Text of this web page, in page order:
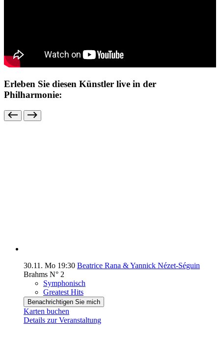
Erleben Sie diesen Künstler live in der
Philharmonie:
30.11. Mo 19:30 Beatrice Rana & Yannick Nézet-Séguin
Brahms N° 2
Symphonisch
Greatest Hits
Benachrichtigen Sie mich
Karten buchen
Details zur Veranstaltung